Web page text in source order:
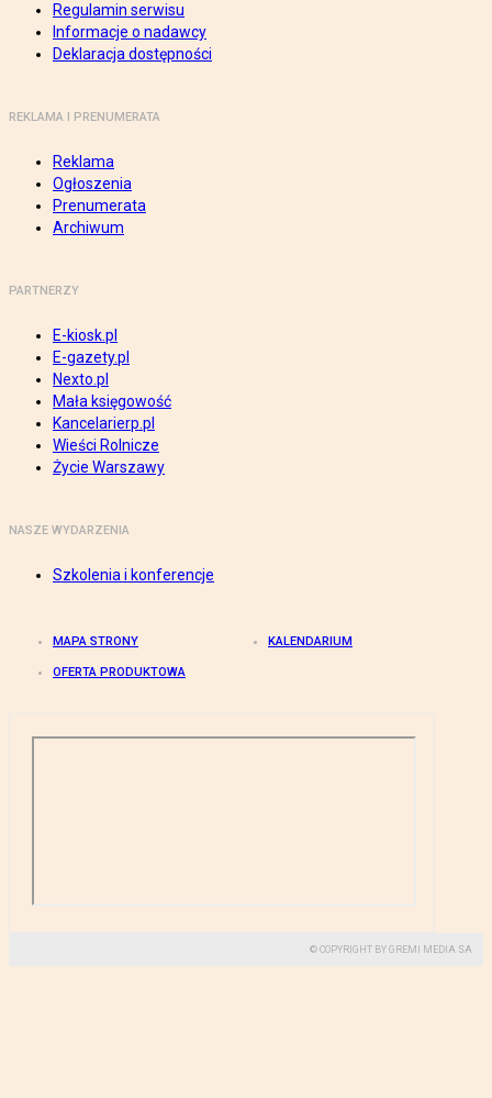
Regulamin serwisu
Informacje o nadawcy
Deklaracja dostępności
REKLAMA I PRENUMERATA
Reklama
Ogłoszenia
Prenumerata
Archiwum
PARTNERZY
E-kiosk.pl
E-gazety.pl
Nexto.pl
Mała księgowość
Kancelarierp.pl
Wieści Rolnicze
Życie Warszawy
NASZE WYDARZENIA
Szkolenia i konferencje
MAPA STRONY KALENDARIUM
OFERTA PRODUKTOWA
© COPYRIGHT BY GREMI MEDIA SA